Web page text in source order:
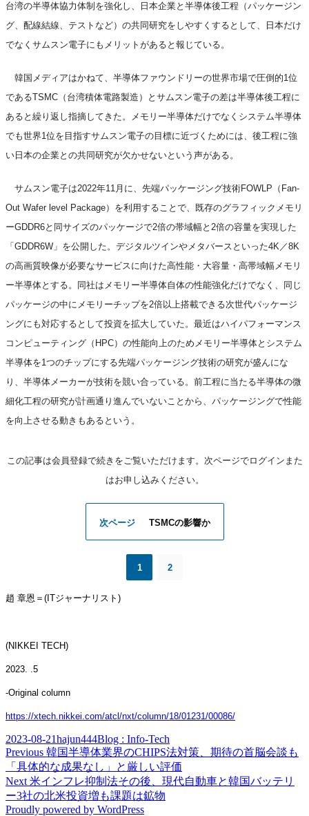
台湾の半導体協力体制を強化し、日本企業と半導体後工程（パッケージン
グ、配線結線、テストなど）の共同研究をしやすくするとして、日本だけ
でなくサムスン電子にもメリットがあると報じている。
韓国メディアはかねて、半導体ファウンドリーの世界市場で圧倒的1位
であるTSMC（台湾積体電路製造）とサムスン電子の差は半導体後工程に
あると繰り返し指摘してきた。メモリー半導体だけでなくシステム半導体
でも世界1位を目指すサムスン電子の目標に近づくためには、後工程に強
い日本の企業との共同研究が欠かせないという声がある。
サムスン電子は2022年11月に、先端パッケージング技術FOWLP（Fan-
Out Wafer level Package）を利用することで、既存のグラフィックメモリ
ーGDDR6と同サイズのパッケージで2倍の帯域幅と2倍の容量を実現した
「GDDR6W」を公開した。デジタルツインやメタバースといった4K／8K
の高画質映像が必要なサービスに向けた高性能・大容量・高帯域幅メモリ
ー半導体とする。同社はメモリー半導体自体の性能強化だけでなく、同じ
パッケージの中にメモリーチップを2倍以上搭載できる次世代パッケージ
ングにも対応するとして投資を拡大していた。最近はハイパフォーマンス
コンピューティング（HPC）の性能向上のためメモリー半導体とシステム
半導体を1つのチップにする先端パッケージング技術の研究が盛んにな
り、半導体メーカーが技術を競い合っている。前工程に当たる半導体の微
細化工程の研究が計画通り進んでいないことから、パッケージングで性能
を向上させる動きもあるという。
この記事は会員登録で続きをご覧いただけます。次ページでログインまた
はお申し込みください。
次ページ TSMCの影響か
1 2
趙 章恩 ＝ (ITジャーナリスト )
(NIKKEI TECH)
2023. .5
-Original column
https://xtech.nikkei.com/atcl/nxt/column/18/01231/00086/
Posted
on
2023-08-21Author
hajun444Categories
Blog : Info-Tech
Post
navigation
Previous Previous
post:
韓国半導体業界のCHIPS法対策、期待の首脳会談も
「具体的な成果なし」と厳しい評価
Next Next
post:
米インフレ抑制法その後、現代自動車と韓国バッテリ
ー3社の北米投資増も課題は鉱物
Proudly powered by WordPress